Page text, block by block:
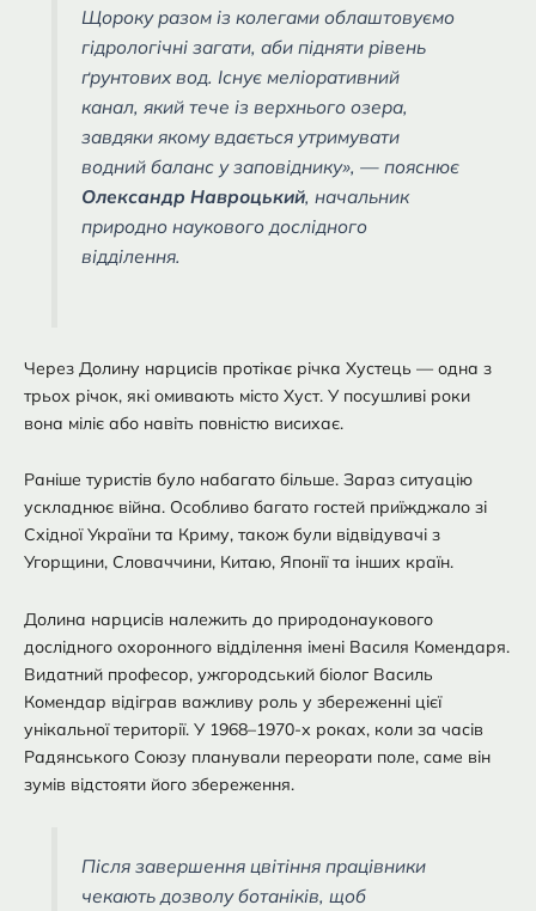
Щороку разом із колегами облаштовуємо
гідрологічні загати, аби підняти рівень
ґрунтових вод. Існує меліоративний
канал, який тече із верхнього озера,
завдяки якому вдається утримувати
водний баланс у заповіднику», — пояснює
Олександр Навроцький, начальник
природно наукового дослідного
відділення.
Через Долину нарцисів протікає річка Хустець — одна з
трьох річок, які омивають місто Хуст. У посушливі роки
вона міліє або навіть повністю висихає.
Раніше туристів було набагато більше. Зараз ситуацію
ускладнює війна. Особливо багато гостей приїжджало зі
Східної України та Криму, також були відвідувачі з
Угорщини, Словаччини, Китаю, Японії та інших країн.
Долина нарцисів належить до природонаукового
дослідного охоронного відділення імені Василя Комендаря.
Видатний професор, ужгородський біолог Василь
Комендар відіграв важливу роль у збереженні цієї
унікальної території. У 1968–1970-х роках, коли за часів
Радянського Союзу планували переорати поле, саме він
зумів відстояти його збереження.
Після завершення цвітіння працівники
чекають дозволу ботаніків, щоб